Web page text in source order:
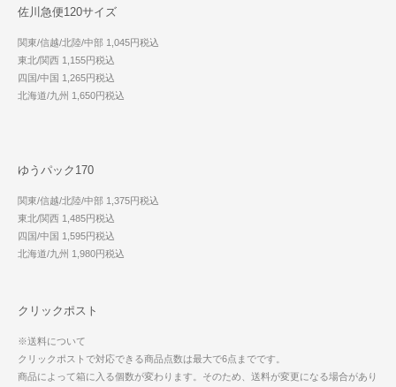
佐川急便120サイズ
関東/信越/北陸/中部 1,045円税込
東北/関西 1,155円税込
四国/中国 1,265円税込
北海道/九州 1,650円税込
ゆうパック170
関東/信越/北陸/中部 1,375円税込
東北/関西 1,485円税込
四国/中国 1,595円税込
北海道/九州 1,980円税込
クリックポスト
※送料について
クリックポストで対応できる商品点数は最大で6点までです。
商品によって箱に入る個数が変わります。そのため、送料が変更になる場合があり